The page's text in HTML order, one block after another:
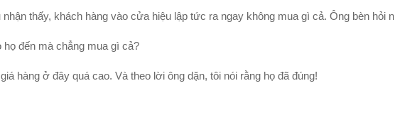
nhận thấy, khách hàng vào cửa hiệu lập tức ra ngay không mua gì cả. Ông bèn hỏi
đến mà chẳng mua gì cả?
hàng ở đây quá cao. Và theo lời ông dặn, tôi nói rằng họ đã đúng!